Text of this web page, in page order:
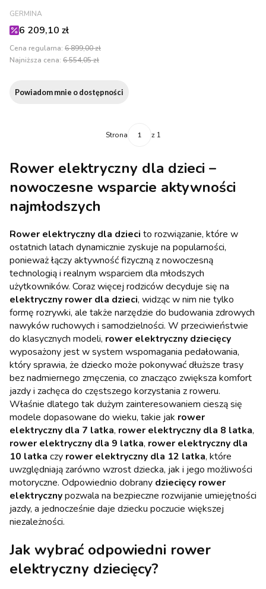
PRODUCENT
GERMINA
Cena promocyjna
6 209,10 zł
Cena regularna: 6 899,00 zł
Najniższa cena: 6 554,05 zł
Powiadom mnie o dostępności
Strona z 1
Rower elektryczny dla dzieci –
nowoczesne wsparcie aktywności
najmłodszych
Rower elektryczny dla dzieci to rozwiązanie, które w
ostatnich latach dynamicznie zyskuje na popularności,
ponieważ łączy aktywność fizyczną z nowoczesną
technologią i realnym wsparciem dla młodszych
użytkowników. Coraz więcej rodziców decyduje się na
elektryczny rower dla dzieci, widząc w nim nie tylko
formę rozrywki, ale także narzędzie do budowania zdrowych
nawyków ruchowych i samodzielności. W przeciwieństwie
do klasycznych modeli, rower elektryczny dziecięcy
wyposażony jest w system wspomagania pedałowania,
który sprawia, że dziecko może pokonywać dłuższe trasy
bez nadmiernego zmęczenia, co znacząco zwiększa komfort
jazdy i zachęca do częstszego korzystania z roweru.
Właśnie dlatego tak dużym zainteresowaniem cieszą się
modele dopasowane do wieku, takie jak rower
elektryczny dla 7 latka, rower elektryczny dla 8 latka,
rower elektryczny dla 9 latka, rower elektryczny dla
10 latka czy rower elektryczny dla 12 latka, które
uwzględniają zarówno wzrost dziecka, jak i jego możliwości
motoryczne. Odpowiednio dobrany dziecięcy rower
elektrycznypozwala na bezpieczne rozwijanie umiejętności
jazdy, a jednocześnie daje dziecku poczucie większej
niezależności.
Jak wybrać odpowiedni rower
elektryczny dziecięcy?